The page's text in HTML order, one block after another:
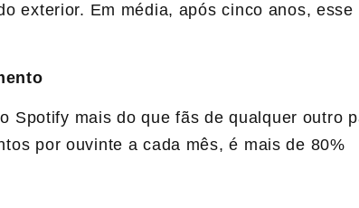
exterior. Em média, após cinco anos, esse
Spotify mais do que fãs de qualquer outro
por ouvinte a cada mês, é mais de 80%